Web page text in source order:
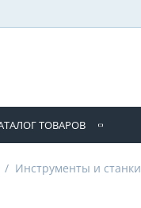
ТОВАРОВ
/ Инструменты и станки